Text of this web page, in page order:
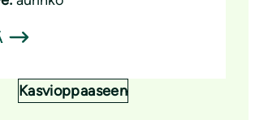
Kasvioppaaseen